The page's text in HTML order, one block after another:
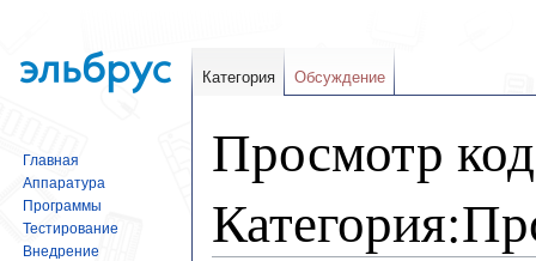
Просмотр
Категория Обсуждение
Главная
Аппаратура
Программы
Тестирование
Внедрение